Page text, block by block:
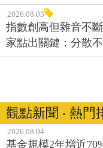
2026.08.03
指數創高但雜音不
家點出關鍵：分散
觀點新聞 ‧ 熱門
2026.08.04
基金規模2年增近